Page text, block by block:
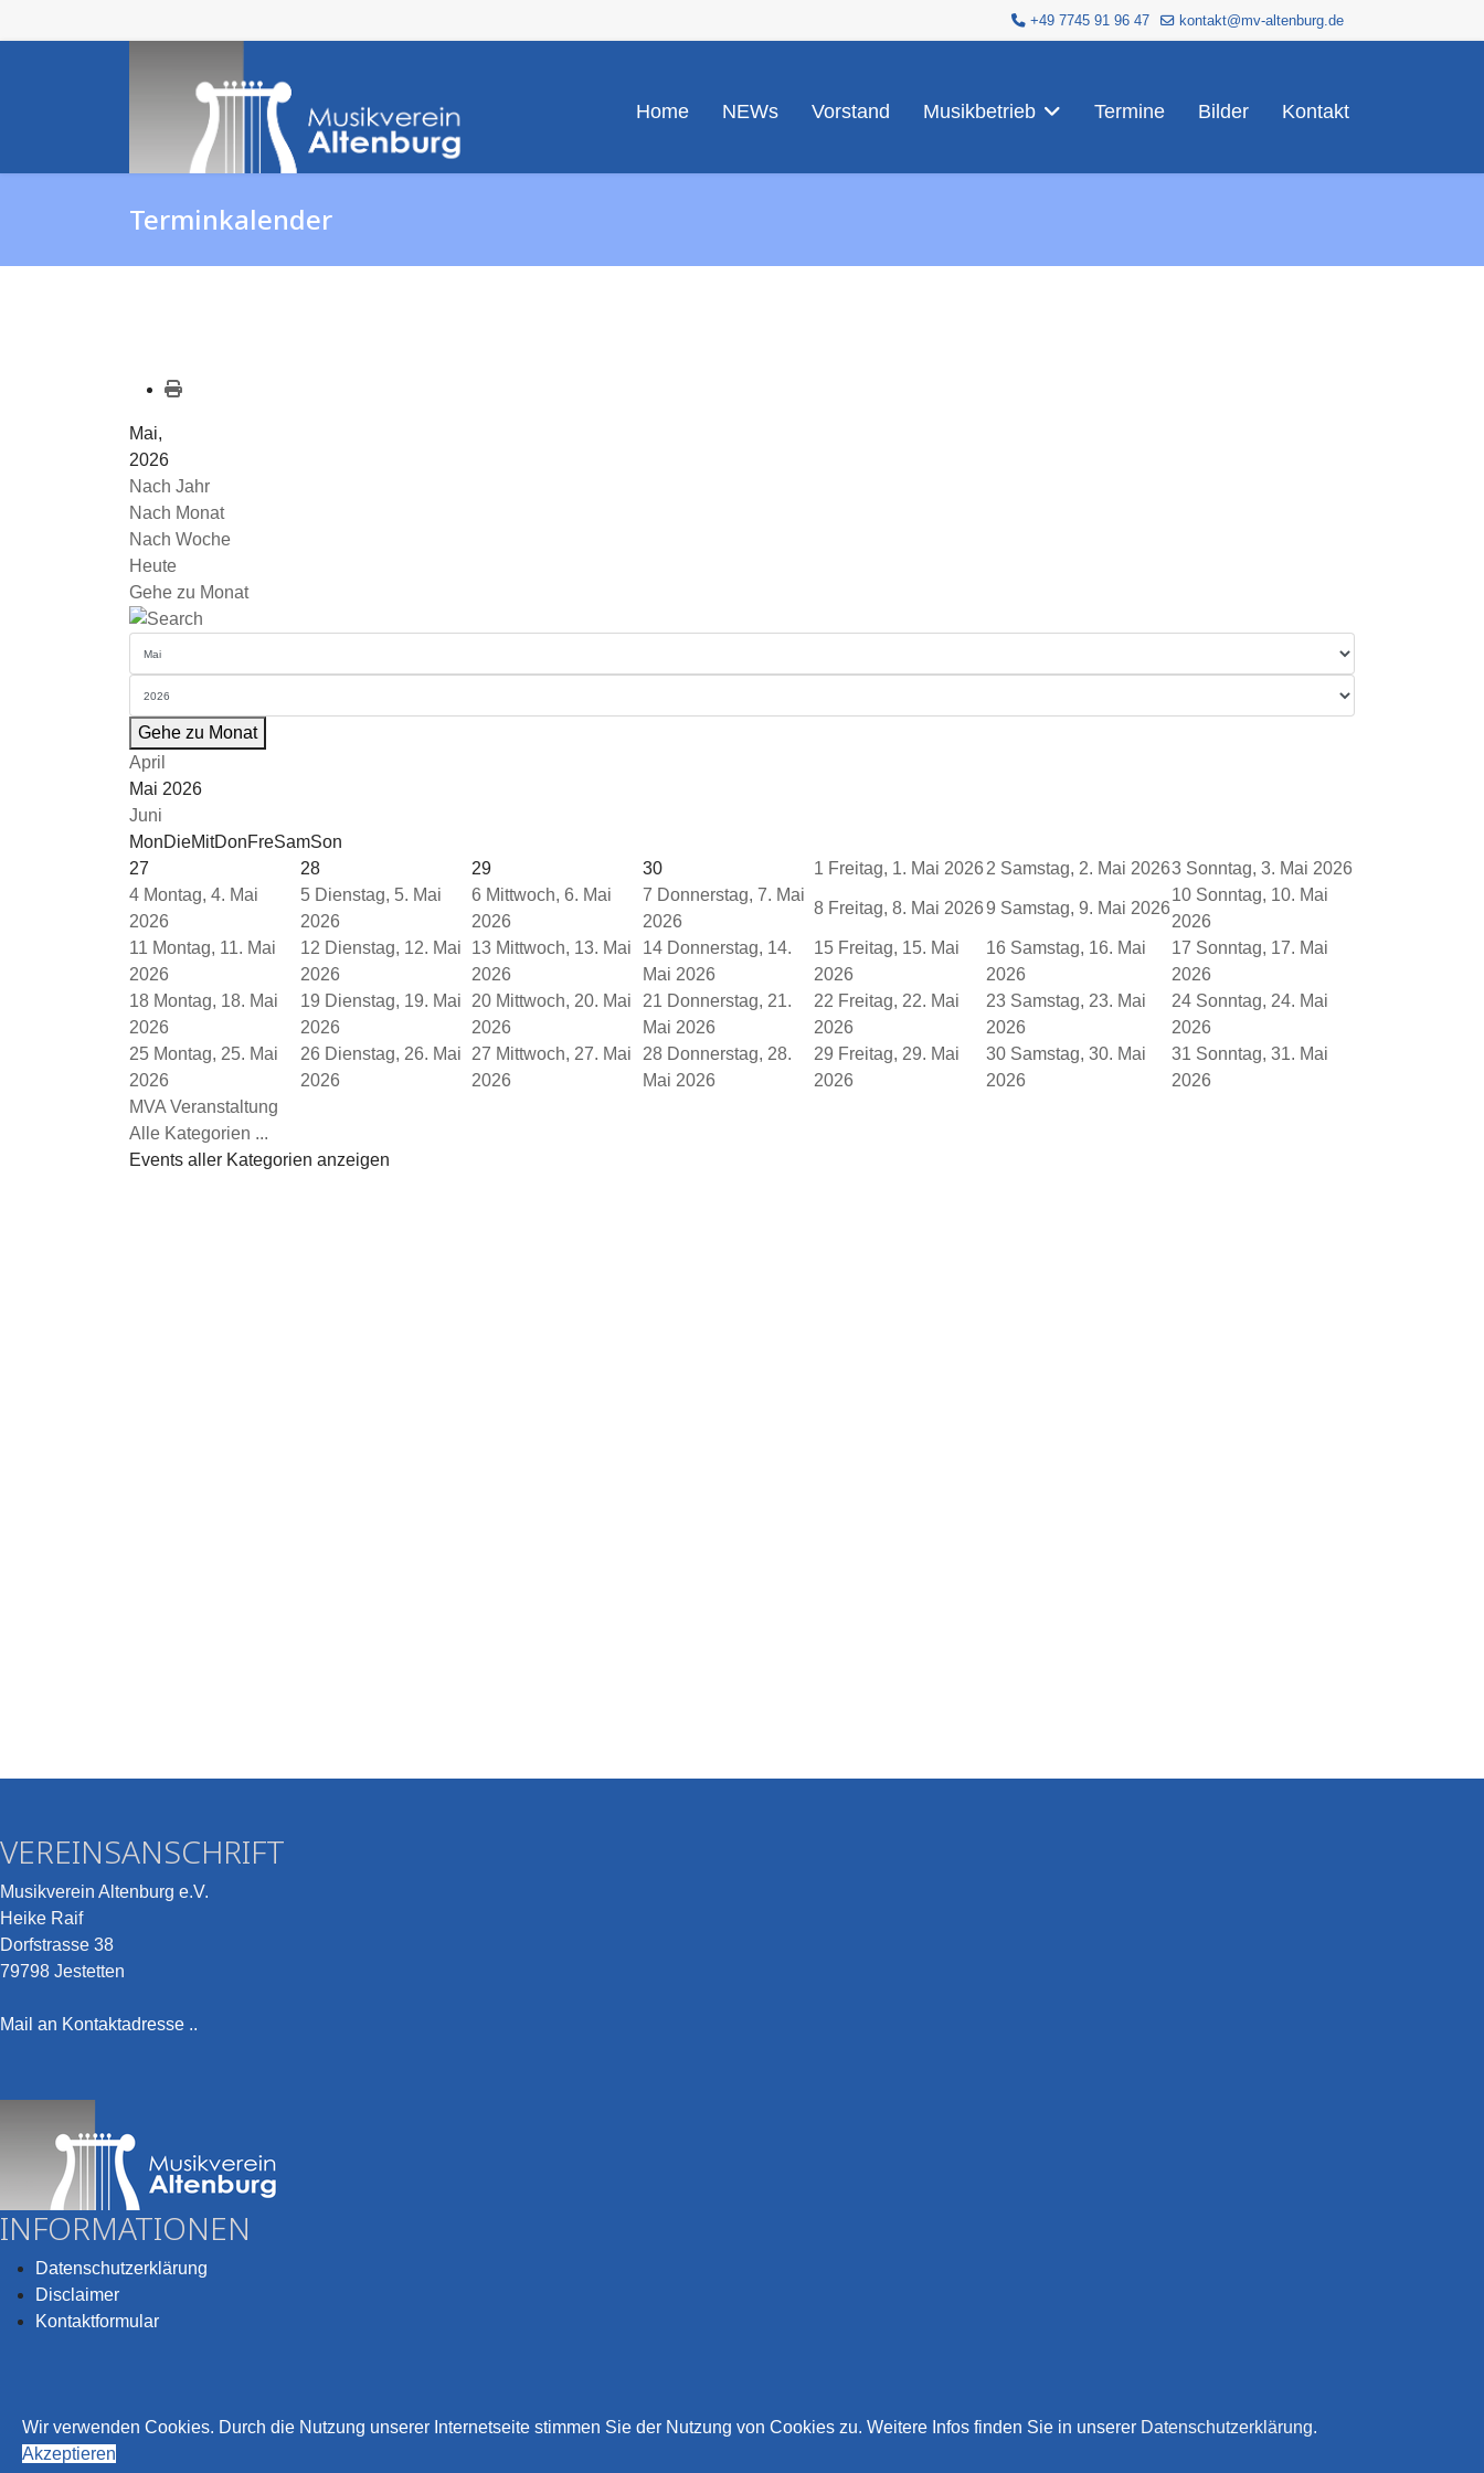
+49 7745 91 96 47 kontakt@mv-altenburg.de
Home NEWs Vorstand Musikbetrieb Termine Bilder Kontakt
Terminkalender
Mai,
2026
Nach Jahr
Nach Monat
Nach Woche
Heute
Gehe zu Monat
Gehe zu Monat
April
Mai 2026
Juni
MonDieMitDonFreSamSon
27
28 29 30 1 Freitag, 1. Mai 2026 2 Samstag, 2. Mai 20263 Sonntag, 3. Mai 2026
4 Montag, 4. Mai
2026
5 Dienstag, 5. Mai
2026
6 Mittwoch, 6. Mai
2026
7 Donnerstag, 7. Mai
2026
8 Freitag, 8. Mai 20269 Samstag, 9. Mai 2026
10 Sonntag, 10. Mai
2026
11 Montag, 11. Mai
2026
12 Dienstag, 12. Mai
2026
13 Mittwoch, 13. Mai
2026
14 Donnerstag, 14.
Mai 2026
15 Freitag, 15. Mai
2026
16 Samstag, 16. Mai
2026
17 Sonntag, 17. Mai
2026
18 Montag, 18. Mai
2026
19 Dienstag, 19. Mai
2026
20 Mittwoch, 20. Mai
2026
21 Donnerstag, 21.
Mai 2026
22 Freitag, 22. Mai
2026
23 Samstag, 23. Mai
2026
24 Sonntag, 24. Mai
2026
25 Montag, 25. Mai
2026
26 Dienstag, 26. Mai
2026
27 Mittwoch, 27. Mai
2026
28 Donnerstag, 28.
Mai 2026
29 Freitag, 29. Mai
2026
30 Samstag, 30. Mai
2026
31 Sonntag, 31. Mai
2026
MVA Veranstaltung
Alle Kategorien ...
Events aller Kategorien anzeigen
VEREINSANSCHRIFT
Musikverein Altenburg e.V.
Heike Raif
Dorfstrasse 38
79798 Jestetten
Mail an Kontaktadresse ..
INFORMATIONEN
Datenschutzerklärung
Disclaimer
Kontaktformular
Wir verwenden Cookies. Durch die Nutzung unserer Internetseite stimmen Sie der Nutzung von Cookies zu. Weitere Infos finden Sie in unserer Datenschutzerklärung.
Akzeptieren